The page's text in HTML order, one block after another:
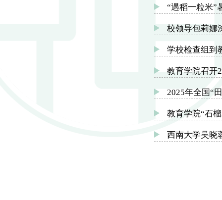
“遇稻一粒米”
校领导包莉娜
学校检查组到
教育学院召开
2025年全国“
教育学院“石
西南大学吴晓